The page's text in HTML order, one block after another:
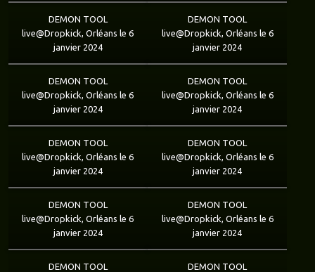
DEMON TOOL
live@Dropkick, Orléans le 6
janvier 2024
DEMON TOOL
live@Dropkick, Orléans le 6
janvier 2024
DEMON TOOL
live@Dropkick, Orléans le 6
janvier 2024
DEMON TOOL
live@Dropkick, Orléans le 6
janvier 2024
DEMON TOOL
live@Dropkick, Orléans le 6
janvier 2024
DEMON TOOL
live@Dropkick, Orléans le 6
janvier 2024
DEMON TOOL
live@Dropkick, Orléans le 6
janvier 2024
DEMON TOOL
live@Dropkick, Orléans le 6
janvier 2024
DEMON TOOL
DEMON TOOL